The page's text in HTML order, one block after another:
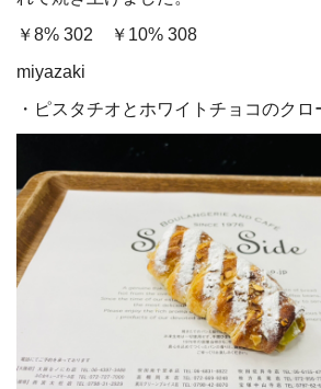
￥8% 302 ￥10% 308
miyazaki
・ピスタチオとホワイトチョコのクロ